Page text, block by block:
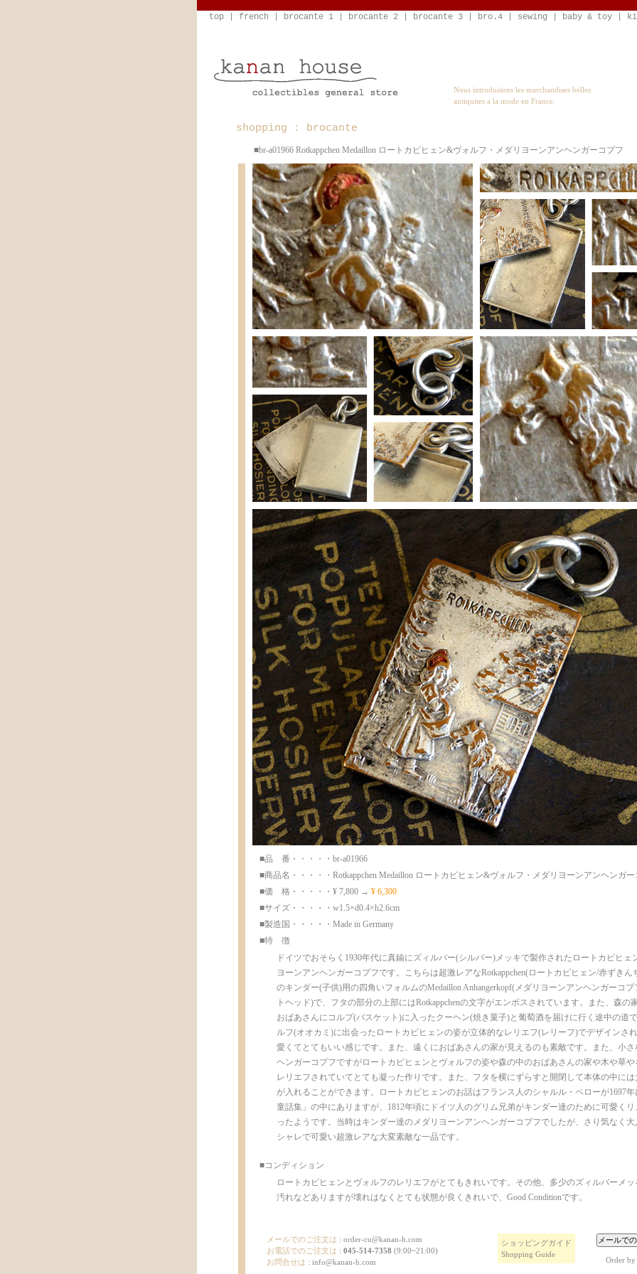
top french brocante 1 brocante 2 brocante 3 bro.4 sewing baby & toy
Nous introduisons les marchandises belles
antiquites a la mode en France.
shopping : brocante
■br-a01966 Rotkappchen Medaillon ロートカピヒェン&ヴォルフ・メダリヨーンアンヘンガーコプフ
■品 番・・・・・br-a01966
■商品名・・・・・Rotkappchen Medaillon ロートカピヒェン&ヴォルフ・メダリヨーンアンヘンガー
■価 格・・・・・¥ 7,800 → ¥ 6,300
■サイズ・・・・・w1.5×d0.4×h2.6cm
■製造国・・・・・Made in Germany
■特 徴
ドイツでおそらく1930年代に真鍮にズィルバー(シルバー)メッキで製作されたロートカピヒェ
ヨーンアンヘンガーコプフです。こちらは超激レアなRotkappchen(ロートカピヒェン/赤ずき
のキンダー(子供)用の四角いフォルムのMedaillon Anhangerkopf(メダリヨーンアンヘンガーコ
トヘッド)で、フタの部分の上部にはRotkappchenの文字がエンボスされています。また、森の
おばあさんにコルプ(バスケット)に入ったクーヘン(焼き菓子)と葡萄酒を届けに行く途中の道
ルフ(オオカミ)に出会ったロートカピヒェンの姿が立体的なレリエフ(レリーフ)でデザインさ
愛くてとてもいい感じです。また、遠くにおばあさんの家が見えるのも素敵です。また、小
ヘンガーコプフですがロートカピヒェンとヴォルフの姿や森の中のおばあさんの家や木や草
レリエフされていてとても凝った作りです。また、フタを横にずらすと開閉して本体の中に
が入れることができます。ロートカピヒェンのお話はフランス人のシャルル・ペローが1697
童話集」の中にありますが、1812年頃にドイツ人のグリム兄弟がキンダー達のために可愛く
ったようです。当時はキンダー達のメダリヨーンアンヘンガーコプフでしたが、さり気なく
シャレで可愛い超激レアな大変素敵な一品です。
■コンディション
ロートカピヒェンとヴォルフのレリエフがとてもきれいです。その他、多少のズィルバーメ
汚れなどありますが壊れはなくとても状態が良くきれいで、Good Conditionです。
メールでのご注文は : order-cu@kanan-h.com
お電話でのご注文は : 045-514-7358 (9:00~21:00)
お問合せは : info@kanan-h.com
ショッピングガイド
Shopping Guide
Order